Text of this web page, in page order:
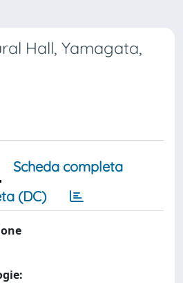
Hall, Yamagata,
Scheda completa
(DC)